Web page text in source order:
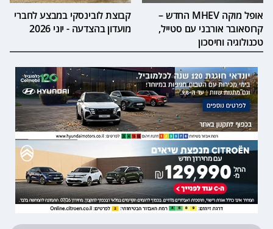
אופל מוקה MHEV החדש –
קרוסאובר אורבני עם סטייל,
טכנולוגיה וחיסכון
קבוצת לובינסקי במבצע לחברי
מועדון בהצדעה - יוני 2026